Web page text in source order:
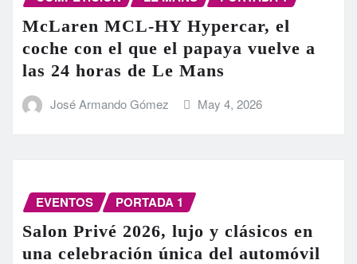
McLaren MCL-HY Hypercar, el
coche con el que el papaya vuelve a
las 24 horas de Le Mans
José Armando Gómez May 4, 2026
EVENTOS PORTADA 1
Salon Privé 2026, lujo y clásicos en
una celebración única del automóvil